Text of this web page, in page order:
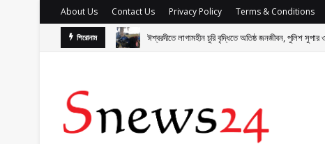
About Us Contact Us Privacy Policy Terms & Conditions
শিরোনাম বাংলাদেশসহ বাসযোগ্য পৃথিবী গড়তে গাছ লাগিয়ে অক্সিজেন